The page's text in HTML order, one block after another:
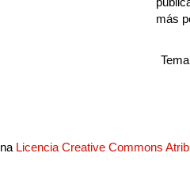
más
Licencia Creative Commons